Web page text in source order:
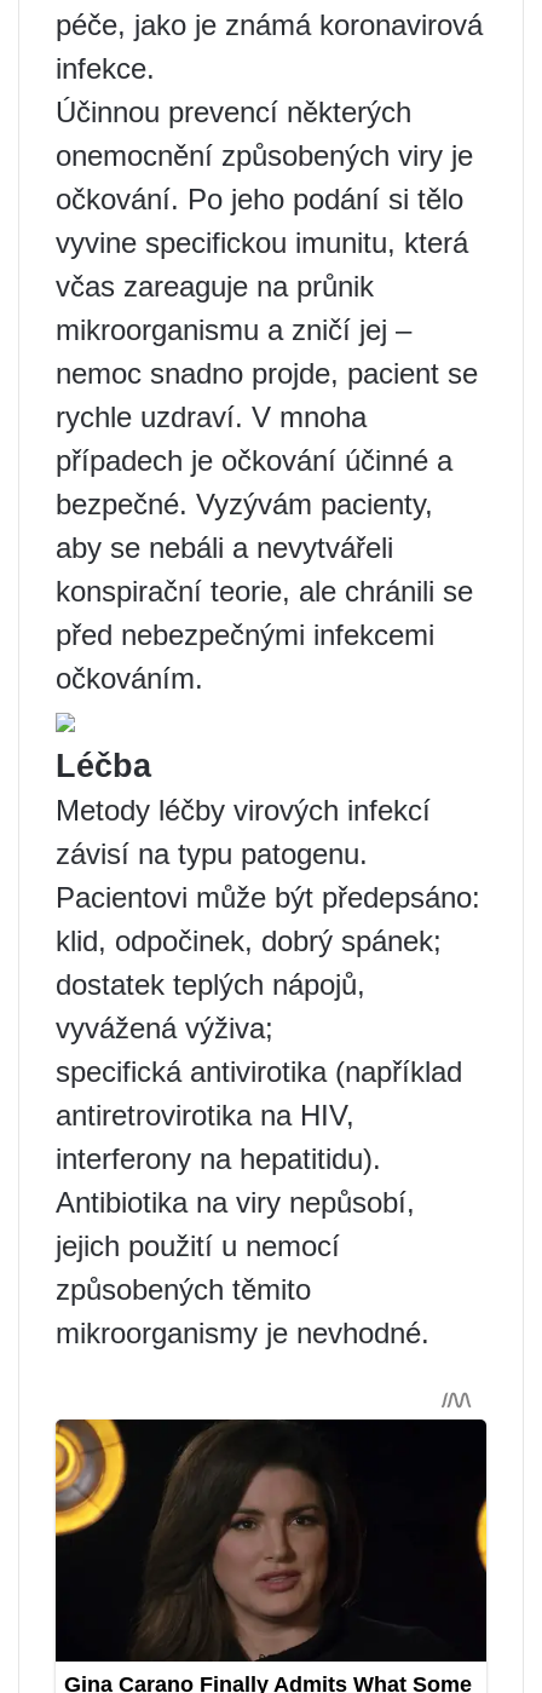
péče, jako je známá koronavirová
infekce.
Účinnou prevencí některých
onemocnění způsobených viry je
očkování. Po jeho podání si tělo
vyvine specifickou imunitu, která
včas zareaguje na průnik
mikroorganismu a zničí jej –
nemoc snadno projde, pacient se
rychle uzdraví. V mnoha
případech je očkování účinné a
bezpečné. Vyzývám pacienty,
aby se nebáli a nevytvářeli
konspirační teorie, ale chránili se
před nebezpečnými infekcemi
očkováním.
Léčba
Metody léčby virových infekcí
závisí na typu patogenu.
Pacientovi může být předepsáno:
klid, odpočinek, dobrý spánek;
dostatek teplých nápojů,
vyvážená výživa;
specifická antivirotika (například
antiretrovirotika na HIV,
interferony na hepatitidu).
Antibiotika na viry nepůsobí,
jejich použití u nemocí
způsobených těmito
mikroorganismy je nevhodné.